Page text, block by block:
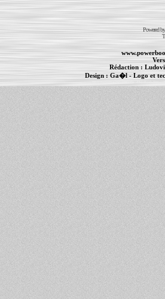
Powered
Rédaction :
Design : Ga�l- Logo et
Informations : - MacBook Pro